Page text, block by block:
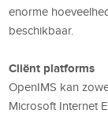
enorme
beschikbaar.
Cliënt platforms
OpenIMS kan
Microsoft Internet